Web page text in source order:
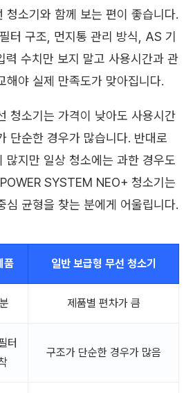
청소기와 함께 보는 편이 좋습니다.
터 구조, 먼지통 관리 방식, AS 기
력 수치만 보지 말고 사용시간과 관
해야 실제 만족도가 맞아집니다.
청소기는 가격이 낮아도 사용시간
단순한 경우가 많습니다. 반대로
많지만 일상 청소에는 과한 경우도
SYSTEM NEO+ 청소기는
심 균형을 찾는 분에게 어울립니다.
품 일반 보급형 무선 청소기
제품별 편차가 큼
터
구조가 단순한 경우가 많음